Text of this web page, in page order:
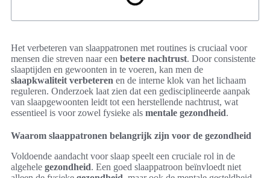
Het verbeteren van slaappatronen met routines is cruciaal voor
mensen die streven naar een betere nachtrust. Door consistente
slaaptijden en gewoonten in te voeren, kan men de
slaapkwaliteit verbeteren en de interne klok van het lichaam
reguleren. Onderzoek laat zien dat een gedisciplineerde aanpak
van slaapgewoonten leidt tot een herstellende nachtrust, wat
essentieel is voor zowel fysieke als mentale gezondheid.
Waarom slaappatronen belangrijk zijn voor de gezondheid
Voldoende aandacht voor slaap speelt een cruciale rol in de
algehele gezondheid. Een goed slaappatroon beïnvloedt niet